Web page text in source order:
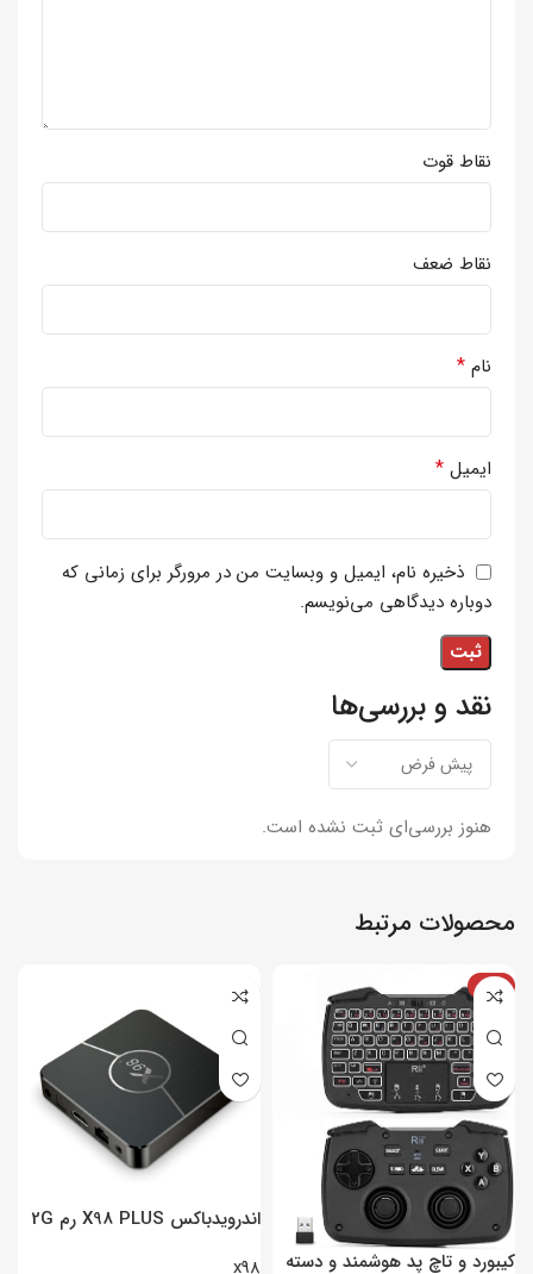
نقد و بررسی‌ها
هنوز بررسی‌ای ثبت نشده است.
نقاط قوت
نقاط ضعف
نام *
ایمیل *
ذخیره نام، ایمیل و وبسایت من در مرورگر برای زمانی که
دوباره دیدگاهی می‌نویسم.
محصولات مرتبط
-4%
کیبورد و تاچ پد هوشمند و دسته
اندرویدباکس X98 PLUS رم 2G
x98